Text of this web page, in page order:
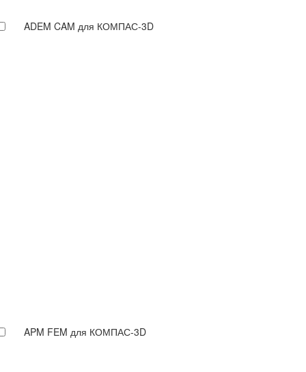
ADEM CAM для КОМПАС-3D
APM FEM для КОМПАС-3D